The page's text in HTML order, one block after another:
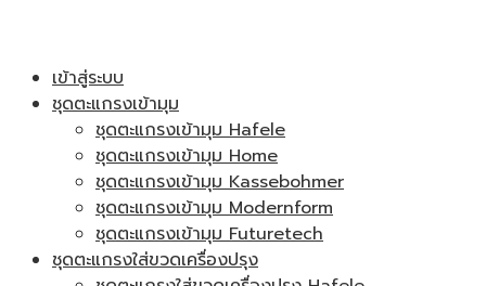
เข้าสู่ระบบ
ชุดตะแกรงเข้ามุม
ชุดตะแกรงเข้ามุม Hafele
ชุดตะแกรงเข้ามุม Home
ชุดตะแกรงเข้ามุม Kassebohmer
ชุดตะแกรงเข้ามุม Modernform
ชุดตะแกรงเข้ามุม Futuretech
ชุดตะแกรงใส่ขวดเครื่องปรุง